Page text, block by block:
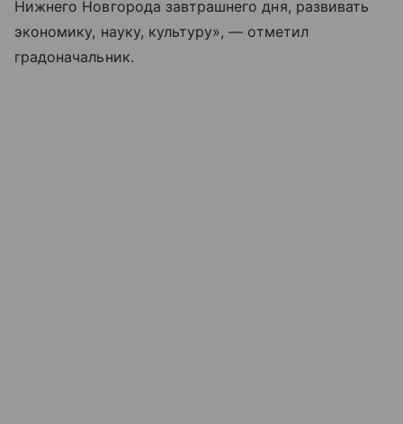
Нижнего Новгорода завтрашнего дня, развивать
экономику, науку, культуру», — отметил
градоначальник.